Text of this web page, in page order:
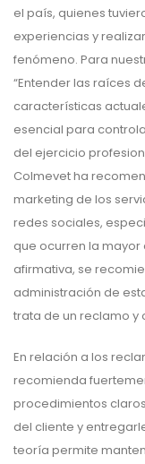
el país, quienes
experiencias y
fenómeno. Para
“Entender las raíces
características
esencial para
del ejercicio
Colmevet ha
marketing de los
redes sociales,
que ocurren la mayor
afirmativa, se
administración de
trata de un reclamo y
En relación a los
recomienda
procedimientos
del cliente y
teoría permite